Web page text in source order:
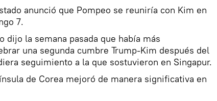
anunció que Pompeo se reuniría con Kim en
7.
dijo la semana pasada que había más
una segunda cumbre Trump-Kim después del
seguimiento a la que sostuvieron en Singapur.
de Corea mejoró de manera significativa en